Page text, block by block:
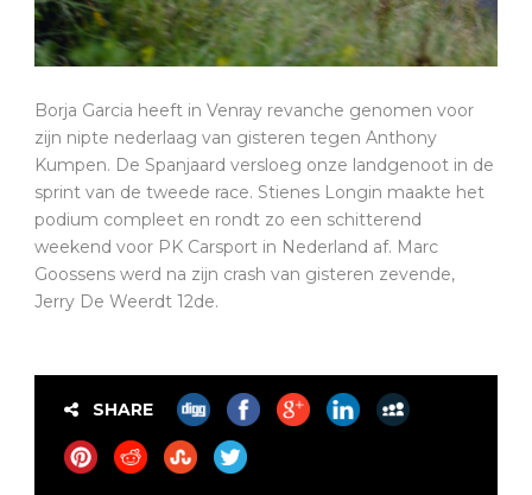
Borja Garcia heeft in Venray revanche genomen voor
zijn nipte nederlaag van gisteren tegen Anthony
Kumpen. De Spanjaard versloeg onze landgenoot in de
sprint van de tweede race. Stienes Longin maakte het
podium compleet en rondt zo een schitterend
weekend voor PK Carsport in Nederland af. Marc
Goossens werd na zijn crash van gisteren zevende,
Jerry De Weerdt 12de.
SHARE